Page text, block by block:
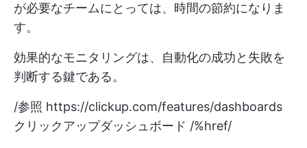
が必要なチームにとっては、時間の節約になりま
す。
効果的なモニタリングは、自動化の成功と失敗を
判断する鍵である。
/参照 https://clickup.com/features/dashboards
クリックアップダッシュボード /%href/